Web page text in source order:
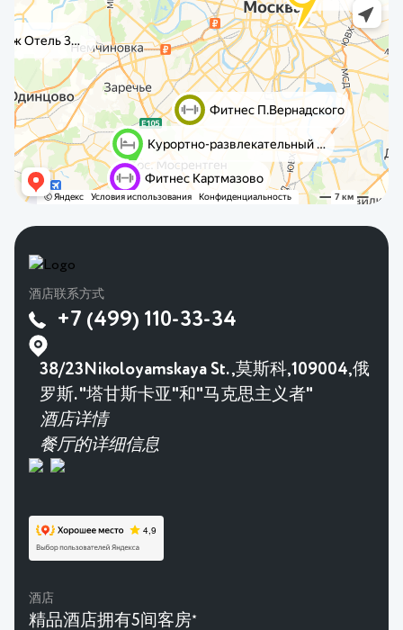
酒店联系方式
+7 (499) 110-33-34
38/23Nikoloyamskaya St.,莫斯科,109004,俄
罗斯. "塔甘斯卡亚"和"马克思主义者"
酒店详情
餐厅的详细信息
酒店
精品酒店拥有5间客房★